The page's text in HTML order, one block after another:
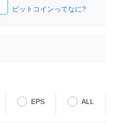
ビットコインってなに?
EPS ALL